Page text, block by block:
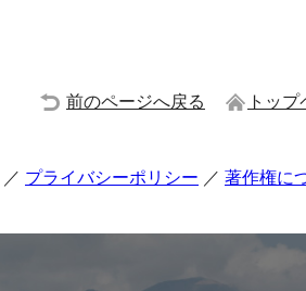
前のページへ戻る トッ
プライバシーポリシー 著作権に